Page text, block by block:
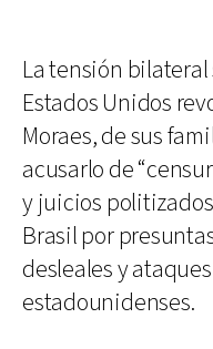
La tensión
Estados Unidos
Moraes, de sus
acusarlo de
y juicios
Brasil por
desleales y
estadounidenses.